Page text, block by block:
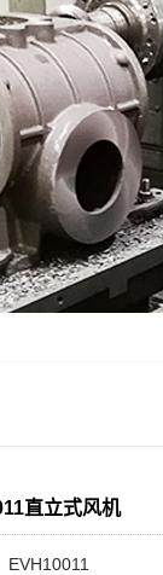
直立式风机
EVH10011